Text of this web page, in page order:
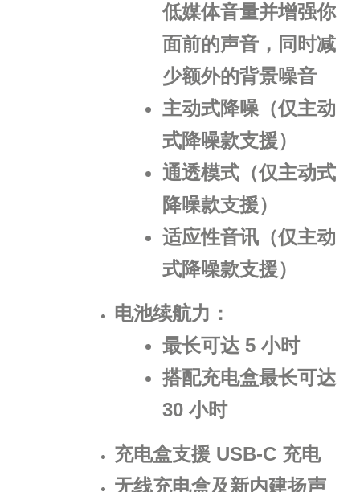
低媒体音量并增强你
面前的声音，同时减
少额外的背景噪音
主动式降噪（仅主动
式降噪款支援）
通透模式（仅主动式
降噪款支援）
适应性音讯（仅主动
式降噪款支援）
电池续航力：
最长可达 5 小时
搭配充电盒最长可达
30 小时
充电盒支援 USB-C 充电
无线充电盒及新内建扬声